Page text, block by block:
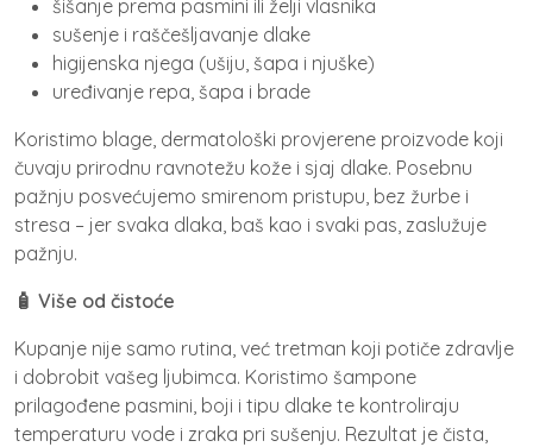
šišanje prema pasmini ili želji vlasnika
sušenje i raščešljavanje dlake
higijenska njega (ušiju, šapa i njuške)
uređivanje repa, šapa i brade
Koristimo blage, dermatološki provjerene proizvode koji
čuvaju prirodnu ravnotežu kože i sjaj dlake. Posebnu
pažnju posvećujemo smirenom pristupu, bez žurbe i
stresa – jer svaka dlaka, baš kao i svaki pas, zaslužuje
pažnju.
🧴 Više od čistoće
Kupanje nije samo rutina, već tretman koji potiče zdravlje
i dobrobit vašeg ljubimca. Koristimo šampone
prilagođene pasmini, boji i tipu dlake te kontroliraju
temperaturu vode i zraka pri sušenju. Rezultat je čista,